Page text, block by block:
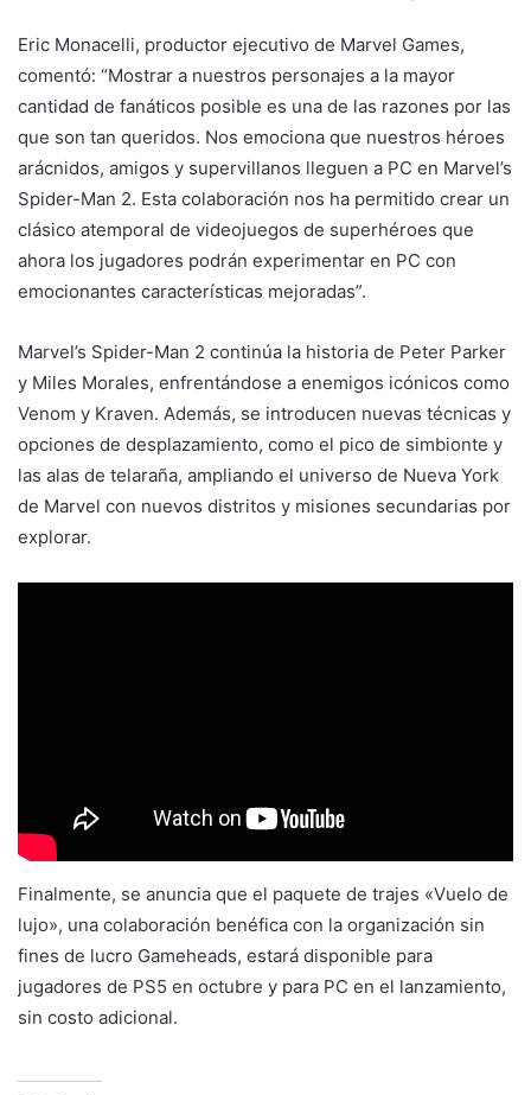
Eric Monacelli, productor ejecutivo de Marvel Games,
comentó: “Mostrar a nuestros personajes a la mayor
cantidad de fanáticos posible es una de las razones por las
que son tan queridos. Nos emociona que nuestros héroes
arácnidos, amigos y supervillanos lleguen a PC en Marvel’s
Spider-Man 2. Esta colaboración nos ha permitido crear un
clásico atemporal de videojuegos de superhéroes que
ahora los jugadores podrán experimentar en PC con
emocionantes características mejoradas”.
Marvel’s Spider-Man 2 continúa la historia de Peter Parker
y Miles Morales, enfrentándose a enemigos icónicos como
Venom y Kraven. Además, se introducen nuevas técnicas y
opciones de desplazamiento, como el pico de simbionte y
las alas de telaraña, ampliando el universo de Nueva York
de Marvel con nuevos distritos y misiones secundarias por
explorar.
Finalmente, se anuncia que el paquete de trajes «Vuelo de
lujo», una colaboración benéfica con la organización sin
fines de lucro Gameheads, estará disponible para
jugadores de PS5 en octubre y para PC en el lanzamiento,
sin costo adicional.